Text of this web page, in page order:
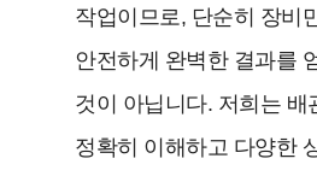
작업이므로, 단순히 장비
안전하게 완벽한 결과를
것이 아닙니다. 저희는 배
정확히 이해하고 다양한